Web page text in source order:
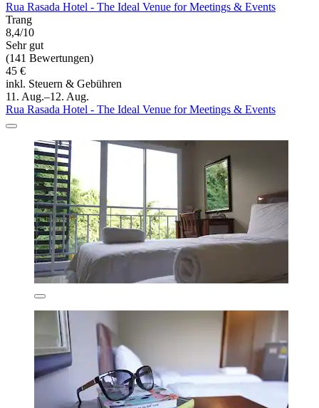
Rua Rasada Hotel - The Ideal Venue for Meetings & Events
Trang
8,4/10
Sehr gut
(141 Bewertungen)
45 €
inkl. Steuern & Gebühren
11. Aug.–12. Aug.
Rua Rasada Hotel - The Ideal Venue for Meetings & Events